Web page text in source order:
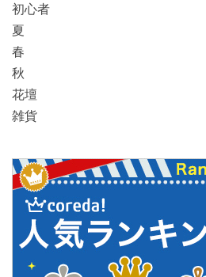
初心者
夏
春
秋
花壇
雑貨